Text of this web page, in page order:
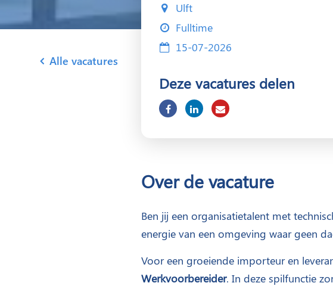
Alle vacatures
Ulft
Fulltime
15-07-2026
Deze vacatures delen
Over de vacature
Ben jij een organisatietalent met
energie van een omgeving waar geen
Voor een groeiende importeur en
Werkvoorbereider. In deze spilfunctie